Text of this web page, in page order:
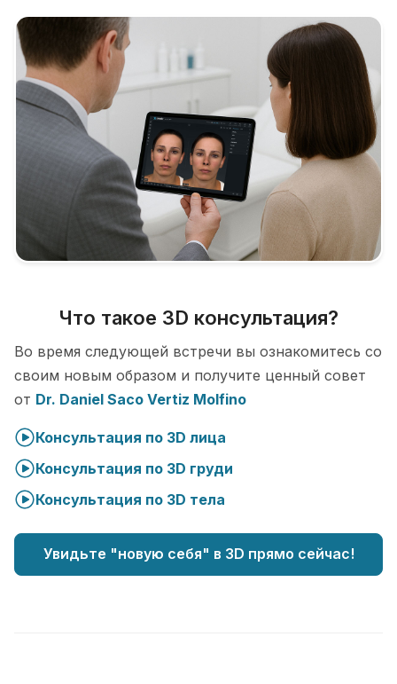
Что такое 3D консультация?
Во время следующей встречи вы ознакомитесь со
своим новым образом и получите ценный совет
от Dr. Daniel Saco Vertiz Molfino
Консультация по 3D лица
Консультация по 3D груди
Консультация по 3D тела
Увидьте "новую себя" в 3D прямо сейчас!